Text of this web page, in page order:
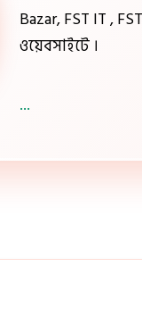
Bazar, FST IT ,
ওয়েবসাইটে ।
...